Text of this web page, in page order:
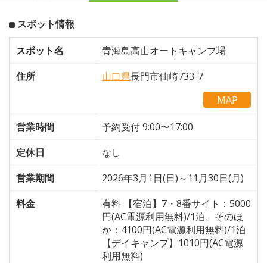
スポット情報
スポット名
青海島高山オートキャンプ場
住所
山口県長門市仙崎733-7
MAP
営業時間
予約受付 9:00〜17:00
定休日
なし
営業期間
2026年3月1日(日)～11月30日(月)
料金
有料 【宿泊】7・8番サイト：5000
円(AC電源利用無料)/1泊、そのほ
か：4100円(AC電源利用無料)/1泊
【デイキャンプ】1010円(AC電源
利用無料)